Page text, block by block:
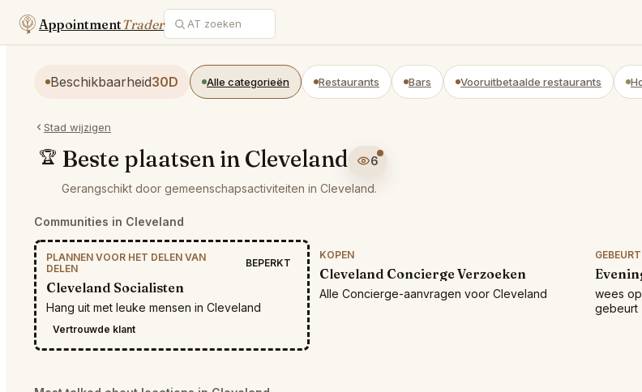
AppointmentTrader
Beschikbaarheid30D Alle categorieën Restaurants Bars Vooruitbetaalde restaurants
Stad wijzigen
🏆 Beste plaatsen in Cleveland
6
Gerangschikt door gemeenschapsactiviteiten in Cleveland.
Communities in Cleveland
PLANNEN VOOR HET DELEN VAN
DELEN
BEPERKT
Cleveland Socialisten
Hang uit met leuke mensen in Cleveland
Vertrouwde klant
KOPEN
Cleveland Concierge Verzoeken
Alle Concierge-aanvragen voor Cleveland
wees
gebeurt